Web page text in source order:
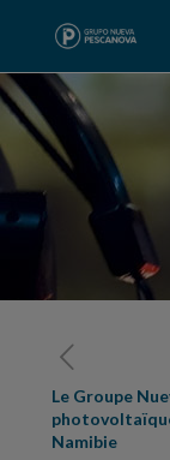
Le Groupe
Namibie